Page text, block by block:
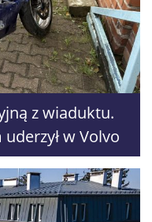
z wiaduktu.
w Volvo